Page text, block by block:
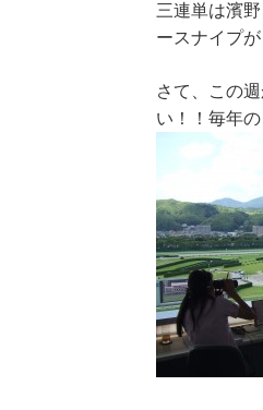
三連単は濱
ースナイプ
さて、この
い！！毎年